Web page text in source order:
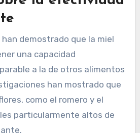
demostrado que la miel
una capacidad
a la de otros alimentos
han mostrado que
como el romero y el
particularmente altos de